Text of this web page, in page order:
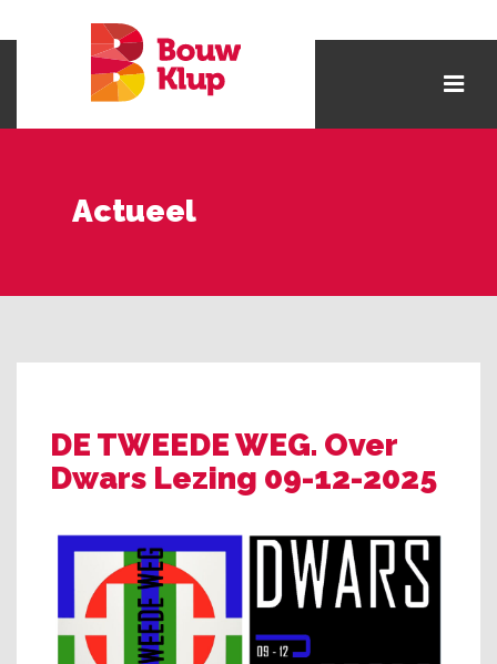
Actueel
DE TWEEDE WEG. Over
Dwars Lezing 09-12-2025